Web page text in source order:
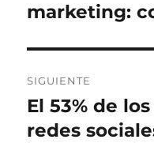
entradas
anterior:
marketing:
SIGUIENTE
Entrada
siguiente:
El 53% de
redes